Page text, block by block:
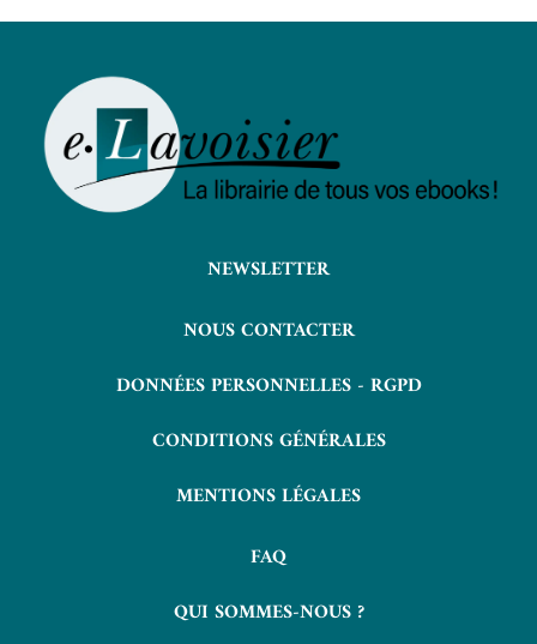
NEWSLETTER
NOUS CONTACTER
DONNÉES PERSONNELLES - RGPD
CONDITIONS GÉNÉRALES
MENTIONS LÉGALES
FAQ
QUI SOMMES-NOUS ?